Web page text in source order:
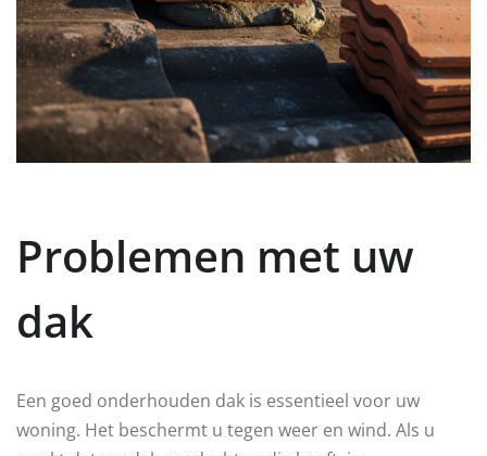
Problemen met uw
dak
Een goed onderhouden dak is essentieel voor uw
woning. Het beschermt u tegen weer en wind. Als u